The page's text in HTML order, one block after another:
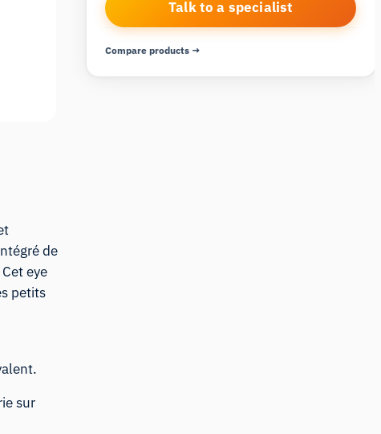
de
eye
petits
sur
Talk to a specialist
Compare products →